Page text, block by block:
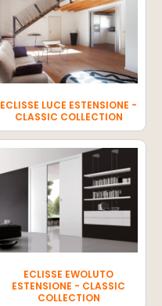
ECLISSE LUCE ESTENSIONE -
CLASSIC COLLECTION
ECLISSE EWOLUTO
ESTENSIONE - CLASSIC
COLLECTION